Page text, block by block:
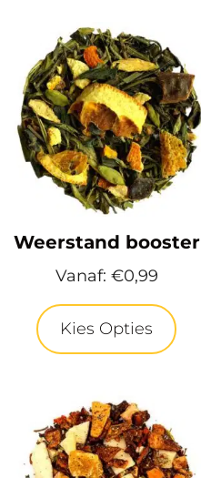
Weerstand booster
Vanaf: €0,99
Kies Opties